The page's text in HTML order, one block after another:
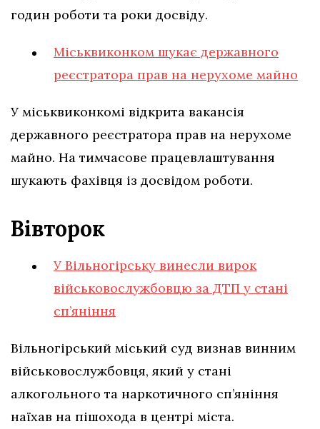
годин роботи та роки досвіду.
Міськвиконком шукає державного
реєстратора прав на нерухоме майно
У міськвиконкомі відкрита вакансія
державного реєстратора прав на нерухоме
майно. На тимчасове працевлаштування
шукають фахівця із досвідом роботи.
Вівторок
У Вільногірську винесли вирок
військовослужбовцю за ДТП у стані
сп’яніння
Вільногірський міський суд визнав винним
військовослужбовця, який у стані
алкогольного та наркотичного сп’яніння
наїхав на пішохода в центрі міста.